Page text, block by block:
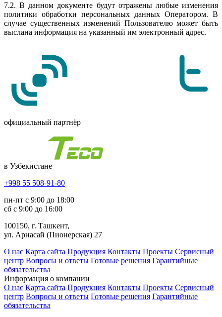
7.2. В данном документе будут отражены любые изменения
политики обработки персональных данных Оператором. В
случае существенных изменений Пользователю может быть
выслана информация на указанный им электронный адрес.
официальный партнёр
в Узбекистане
+998 55 508-91-80
пн-пт с 9:00 до 18:00
сб с 9:00 до 16:00
100150, г. Ташкент,
ул. Арнасай (Пионерская) 27
О нас Карта сайта Продукция Контакты Проекты Сервисный
центр Вопросы и ответы Готовые решения Гарантийные
обязательства
Информация о компании
О нас Карта сайта Продукция Контакты Проекты Сервисный
центр Вопросы и ответы Готовые решения Гарантийные
обязательства